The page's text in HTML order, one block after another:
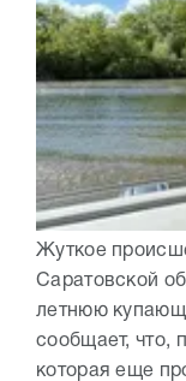
Жуткое
Саратовской
летнюю
сообщает, что,
которая еще